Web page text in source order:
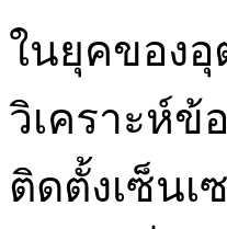
ในยุคของอุ
วิเคราะห์
ติดตั้งเซ็นเ